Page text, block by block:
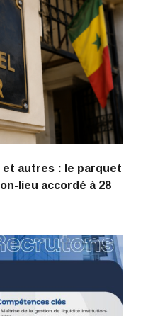
et autres : le parquet
lieu accordé à 28